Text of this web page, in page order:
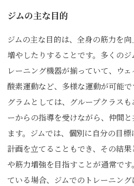
ジムの主な目的
ジムの主な目的は、全身の筋力を
増やしたりすることです。多くの
レーニング機器が揃っていて、ウ
酸素運動など、多様な運動が可能
グラムとしては、グループクラス
ーからの指導を受けながら、仲間
ます。ジムでは、個別に自分の目
計画を立てることもでき、その結
や筋力増強を目指すことが通常で
ている場合、ジムでのトレーニング